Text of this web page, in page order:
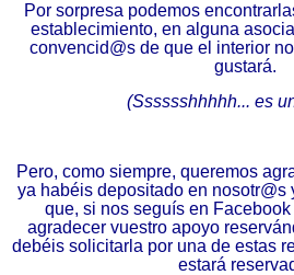
Por sorpresa podemos
establecimiento, en alguna
convencid@s de que el interior
gustará.
(Sssssshhhhh... es
Pero, como siempre, queremos
ya habéis depositado en nosotr@s
que, si nos seguís en
agradecer vuestro apoyo
debéis solicitarla por una de estas
estará